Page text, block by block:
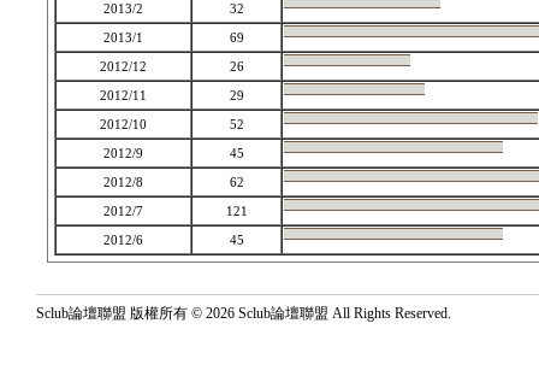
2013/2
32
2013/1
69
2012/12
26
2012/11
29
2012/10
52
2012/9
45
2012/8
62
2012/7
121
2012/6
45
Sclub論壇聯盟 版權所有 © 2026 Sclub論壇聯盟 All Rights Reserved.